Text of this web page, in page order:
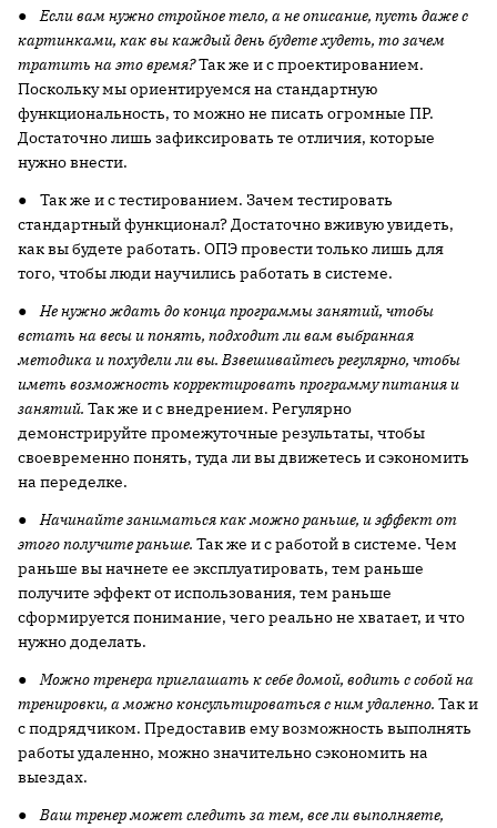
●Если вам нужно стройное тело, а не описание, пусть даже с
картинками, как вы каждый день будете худеть, то зачем
тратить на это время?Так же и с проектированием.
Поскольку мы ориентируемся на стандартную
функциональность, то можно не писать огромные ПР.
Достаточно лишь зафиксировать те отличия, которые
нужно внести.
● Так же и с тестированием. Зачем тестировать
стандартный функционал? Достаточно вживую увидеть,
как вы будете работать. ОПЭ провести только лишь для
того, чтобы люди научились работать в системе.
●Не нужно ждать до конца программы занятий, чтобы
встать на весы и понять, подходит ли вам выбранная
методика и похудели ли вы. Взвешивайтесь регулярно, чтобы
иметь возможность корректировать программу питания и
занятий. Так же и с внедрением. Регулярно
демонстрируйте промежуточные результаты, чтобы
своевременно понять, туда ли вы движетесь и сэкономить
на переделке.
●Начинайте заниматься как можно раньше, и эффект от
этого получите раньше. Так же и с работой в системе. Чем
раньше вы начнете ее эксплуатировать, тем раньше
получите эффект от использования, тем раньше
сформируется понимание, чего реально не хватает, и что
нужно доделать.
●Можно тренера приглашать к себе домой, водить с собой на
тренировки, а можно консультироваться с ним удаленно. Так и
с подрядчиком. Предоставив ему возможность выполнять
работы удаленно, можно значительно сэкономить на
выездах.
●Ваш тренер может следить за тем, все ли выполняете,